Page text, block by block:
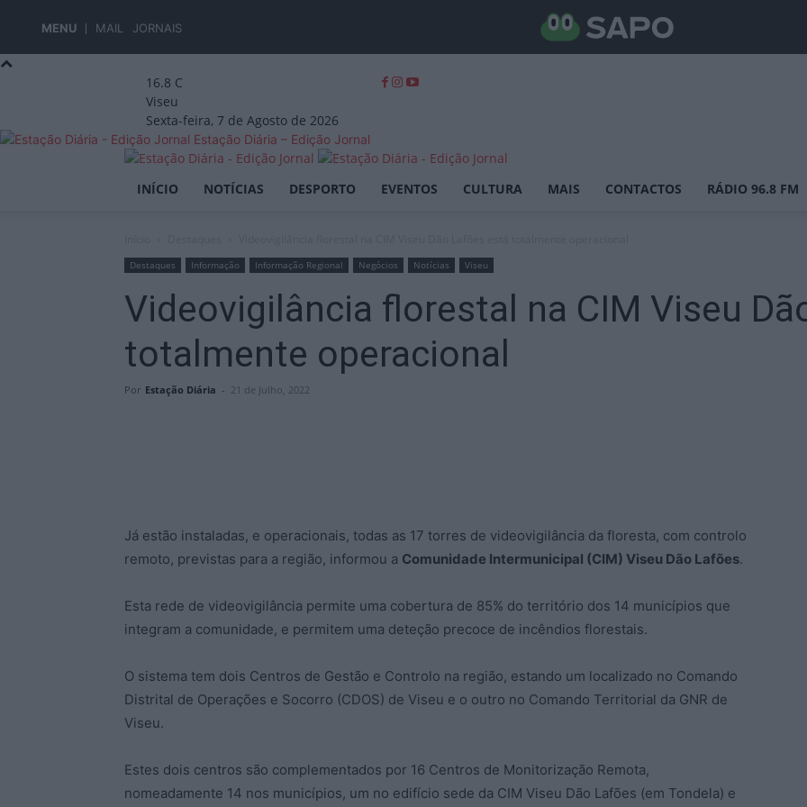
MENU MAIL JORNAIS
16.8 C
Viseu
Sexta-feira, 7 de Agosto de 2026
Estação Diária – Edição Jornal
INÍCIO NOTÍCIAS DESPORTO EVENTOS CULTURA MAIS CONTACTOS RÁDIO 96.8 FM
Destaques Informação Informação Regional Negócios Notícias Viseu
Videovigilância florestal na CIM Viseu
totalmente operacional
Por Estação Diária - 21 de Julho, 2022
Já estão instaladas, e operacionais, todas as 17 torres de videovigilância da floresta, com controlo
remoto, previstas para a região, informou a Comunidade Intermunicipal (CIM) Viseu Dão Lafões.
Esta rede de videovigilância permite uma cobertura de 85% do território dos 14 municípios que
integram a comunidade, e permitem uma deteção precoce de incêndios florestais.
O sistema tem dois Centros de Gestão e Controlo na região, estando um localizado no Comando
Distrital de Operações e Socorro (CDOS) de Viseu e o outro no Comando Territorial da GNR de
Viseu.
Estes dois centros são complementados por 16 Centros de Monitorização Remota,
nomeadamente 14 nos municípios, um no edifício sede da CIM Viseu Dão Lafões (em Tondela) e